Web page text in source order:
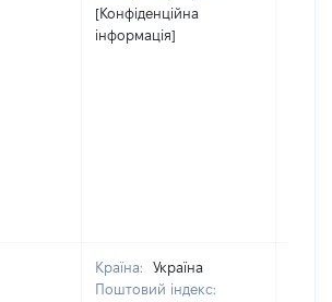
[Конфіденційна
інформація]
Країна:
Україна
Поштовий індекс: